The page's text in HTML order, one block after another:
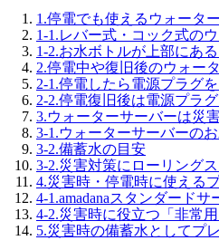
1.停電でも使えるウォータ
1-1.レバー式・コック式の
1-2.お水ボトルが上部にあ
2.停電中や復旧後のウォー
2-1.停電したら電源プラグ
2-2.停電復旧後は電源プラ
3.ウォーターサーバーは災
3-1.ウォーターサーバーの
3-2.備蓄水の目安
3-2.災害対策にローリング
4.災害時・停電時に使える
4-1.amadanaスタンダードサ
4-2.災害時に役立つ「非常
5.災害時の備蓄水としてプ